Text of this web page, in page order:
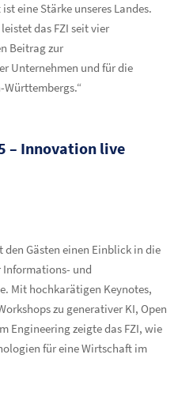
eine Stärke unseres Landes.
das FZI seit vier
Beitrag zur
Unternehmen und für die
– Innovation live
den Gästen einen Einblick in die
Informations- und
Mit hochkarätigen Keynotes,
zu generativer KI, Open
Engineering zeigte das FZI, wie
für eine Wirtschaft im